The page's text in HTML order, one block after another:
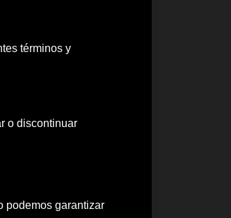
términos y
o discontinuar
podemos garantizar